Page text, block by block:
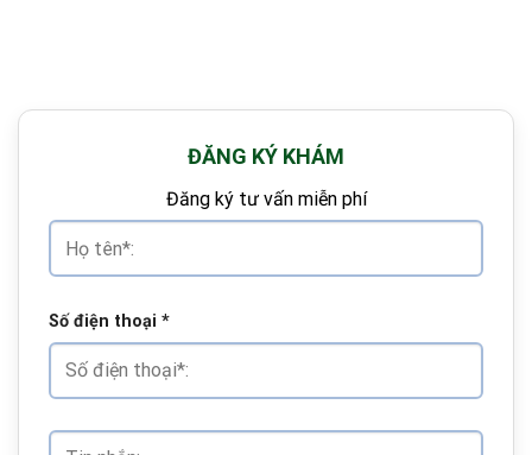
ĐĂNG KÝ KHÁM
Đăng ký tư vấn miễn phí
Số điện thoại *